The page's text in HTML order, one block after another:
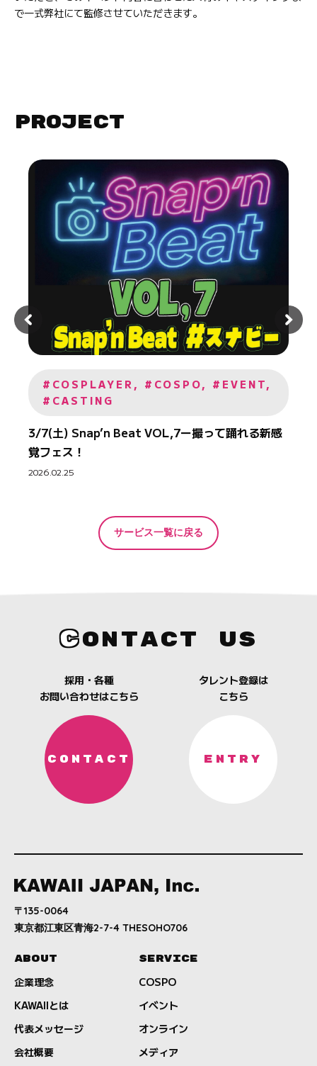
で一式弊社にて監修させていただきます。
PROJECT
#COSPLAYER, #COSPO, #EVENT,
#CASTING
3/7(土) Snap’n Beat VOL,7ー撮って踊れる新感
覚フェス！
2026.02.25
サービス一覧に戻る
CONTACT US
採用・各種
お問い合わせはこちら
CONTACT
タレント登録は
こちら
ENTRY
〒135-0064
東京都江東区青海2-7-4 THESOHO706
ABOUT
企業理念
KAWAIIとは
代表メッセージ
会社概要
SERVICE
COSPO
イベント
オンライン
メディア